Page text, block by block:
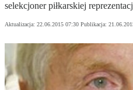
selekcjoner piłkarskiej
Aktualizacja: 22.06.2015 07:30 Publikacja: